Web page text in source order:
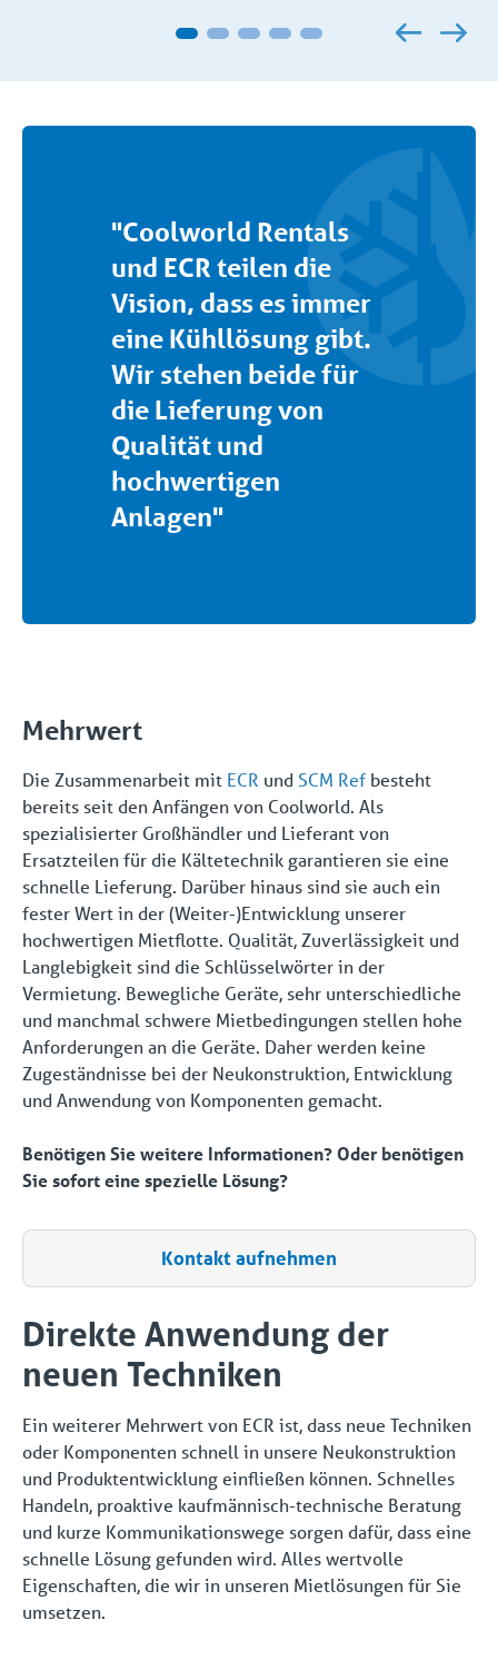
"Coolworld Rentals
und ECR teilen die
Vision, dass es immer
eine Kühllösung gibt.
Wir stehen beide für
die Lieferung von
Qualität und
hochwertigen
Anlagen"
Mehrwert
Die Zusammenarbeit mit ECR und SCM Ref besteht
bereits seit den Anfängen von Coolworld. Als
spezialisierter Großhändler und Lieferant von
Ersatzteilen für die Kältetechnik garantieren sie eine
schnelle Lieferung. Darüber hinaus sind sie auch ein
fester Wert in der (Weiter-)Entwicklung unserer
hochwertigen Mietflotte. Qualität, Zuverlässigkeit und
Langlebigkeit sind die Schlüsselwörter in der
Vermietung. Bewegliche Geräte, sehr unterschiedliche
und manchmal schwere Mietbedingungen stellen hohe
Anforderungen an die Geräte. Daher werden keine
Zugeständnisse bei der Neukonstruktion, Entwicklung
und Anwendung von Komponenten gemacht.
Benötigen Sie weitere Informationen? Oder benötigen
Sie sofort eine spezielle Lösung?
Kontakt aufnehmen
Direkte Anwendung der
neuen Techniken
Ein weiterer Mehrwert von ECR ist, dass neue Techniken
oder Komponenten schnell in unsere Neukonstruktion
und Produktentwicklung einfließen können. Schnelles
Handeln, proaktive kaufmännisch-technische Beratung
und kurze Kommunikationswege sorgen dafür, dass eine
schnelle Lösung gefunden wird. Alles wertvolle
Eigenschaften, die wir in unseren Mietlösungen für Sie
umsetzen.